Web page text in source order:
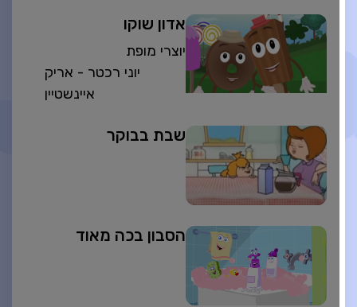
אדון שוקו
יוצרי מופת
יוני רכטר - אריק
איינשטיין
שבת בבוקר
הסבון בכה מאוד